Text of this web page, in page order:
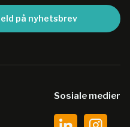
på nyhetsbrev
Sosiale medier